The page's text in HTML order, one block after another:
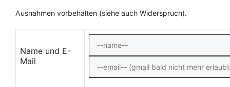
Ausnahmen vorbehalten (siehe auch Widerspruch).
Name und E-
Mail